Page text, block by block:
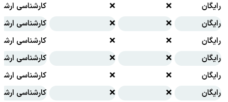
رایگان
❌
❌
کارشناسی ارشد
رایگان
❌
❌
کارشناسی ارشد
رایگان
❌
❌
کارشناسی ارشد
رایگان
❌
❌
کارشناسی ارشد
رایگان
❌
❌
کارشناسی ارشد
رایگان
❌
❌
کارشناسی ارشد